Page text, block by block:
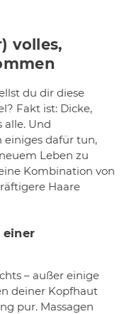
volles,
du dir diese
Fakt ist: Dicke,
alle. Und
einiges dafür tun,
Leben zu
Kombination von
Haare
einer
– außer einige
deiner Kopfhaut
pur. Massagen